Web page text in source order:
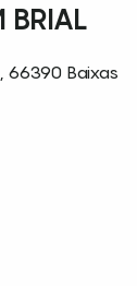
BRIAL
66390 Baixas